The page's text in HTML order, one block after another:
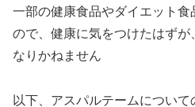
一部の健康食品やダイエット
ので、健康に気をつけたはず
なりかねません
以下、アスパルテームについ